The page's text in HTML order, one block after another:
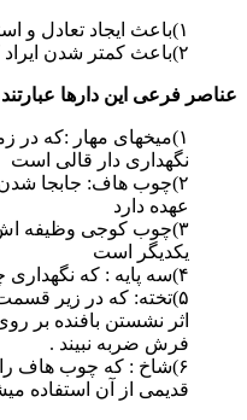
۱)باعث ایجاد تعادل و استحکام در دارها میشود
۲)باعث کمتر شدن ایراد کجی در فرش میشود
عناصر فرعی این دارها
۱)میخهای مهار :که در
نگهداری دار قالی است
۲)چوب هاف: جابجا شدن
عهده دارد
۳)چوب کوجی وظیفه اش
یکدیگر است
۴)سه پایه : که نگهداری چوب کوجی را به عهده دارد
۵)تخته: که در زیر قسمت
اثر نشستن بافنده بر
فرش ضربه نبیند .
۶)شاخ : که چوب هاف
قدیمی از آن استفاده